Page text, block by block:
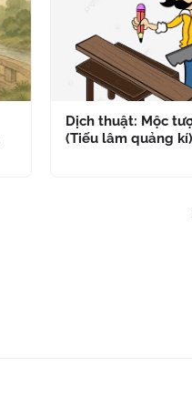
Dịch thuật: Mộc
(Tiếu lâm quảng kí)